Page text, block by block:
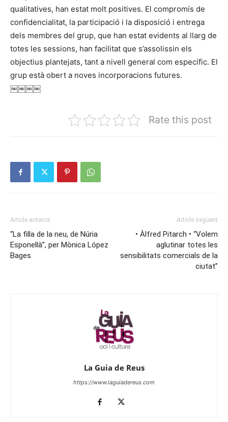
qualitatives, han estat molt positives. El compromís de
confidencialitat, la participació i la disposició i entrega
dels membres del grup, que han estat evidents al llarg de
totes les sessions, han facilitat que s’assolissin els
objectius plantejats, tant a nivell general com específic. El
grup està obert a noves incorporacions futures.
￼￼￼￼
Rate this post
Article anterior
“La filla de la neu, de Núria
Esponellà”, per Mònica López
Bages
Article següent
• Àlfred Pitarch • “Volem
aglutinar totes les
sensibilitats comercials de la
ciutat”
La Guia de Reus
https://www.laguiadereus.com